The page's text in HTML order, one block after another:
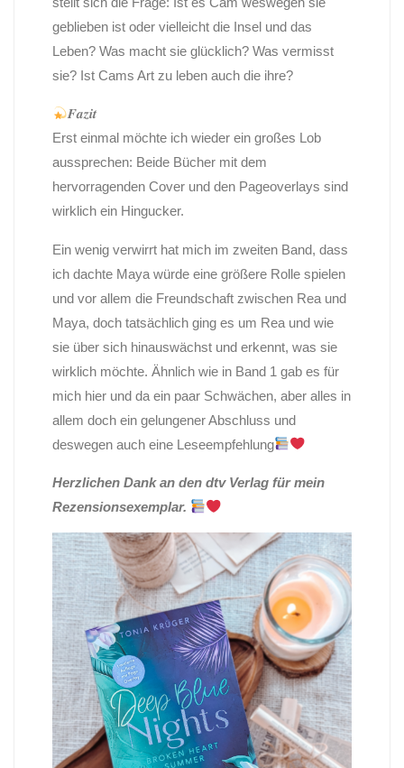
geblieben ist oder vielleicht die Insel und das
Leben? Was macht sie glücklich? Was vermisst
sie? Ist Cams Art zu leben auch die ihre?
𝑭𝒂𝒛𝒊𝒕
Erst einmal möchte ich wieder ein großes Lob
aussprechen: Beide Bücher mit dem
hervorragenden Cover und den Pageoverlays sind
wirklich ein Hingucker.
Ein wenig verwirrt hat mich im zweiten Band, dass
ich dachte Maya würde eine größere Rolle spielen
und vor allem die Freundschaft zwischen Rea und
Maya, doch tatsächlich ging es um Rea und wie
sie über sich hinauswächst und erkennt, was sie
wirklich möchte. Ähnlich wie in Band 1 gab es für
mich hier und da ein paar Schwächen, aber alles in
allem doch ein gelungener Abschluss und
deswegen auch eine Leseempfehlung
Herzlichen Dank an den dtv Verlag für mein
Rezensionsexemplar.